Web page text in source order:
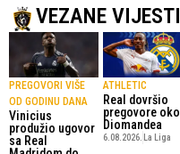
VEZANE VIJESTI
PREGOVORI VIŠE
OD GODINU DANA
Vinicius
produžio ugovor
sa Real
ATHLETIC
Real dovršio
pregovore oko
Diomandea
6.08.2026. La Liga